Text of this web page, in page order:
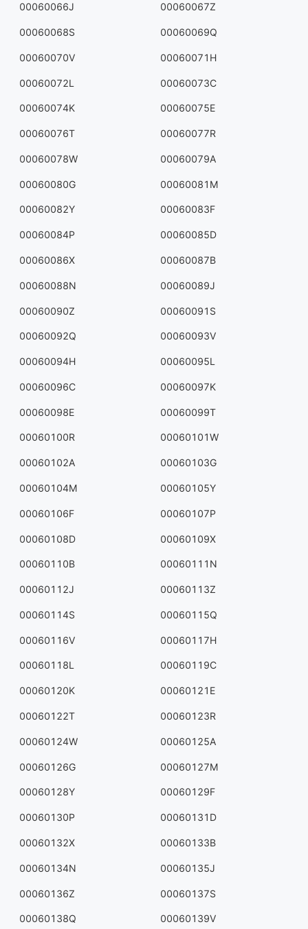
00060066J 00060067Z
00060068S 00060069Q
00060070V 00060071H
00060072L 00060073C
00060074K 00060075E
00060076T 00060077R
00060078W 00060079A
00060080G 00060081M
00060082Y 00060083F
00060084P 00060085D
00060086X 00060087B
00060088N 00060089J
00060090Z 00060091S
00060092Q 00060093V
00060094H 00060095L
00060096C 00060097K
00060098E 00060099T
00060100R 00060101W
00060102A 00060103G
00060104M 00060105Y
00060106F 00060107P
00060108D 00060109X
00060110B 00060111N
00060112J 00060113Z
00060114S 00060115Q
00060116V 00060117H
00060118L 00060119C
00060120K 00060121E
00060122T 00060123R
00060124W 00060125A
00060126G 00060127M
00060128Y 00060129F
00060130P 00060131D
00060132X 00060133B
00060134N 00060135J
00060136Z 00060137S
00060138Q 00060139V